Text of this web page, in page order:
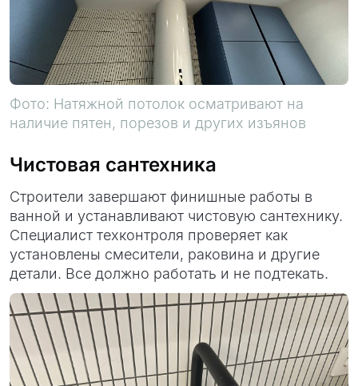
Фото: Натяжной потолок осматривают на
наличие пятен, порезов и других изъянов
Чистовая сантехника
Строители завершают финишные работы в
ванной и устанавливают чистовую сантехнику.
Специалист техконтроля проверяет как
установлены смесители, раковина и другие
детали. Все должно работать и не подтекать.